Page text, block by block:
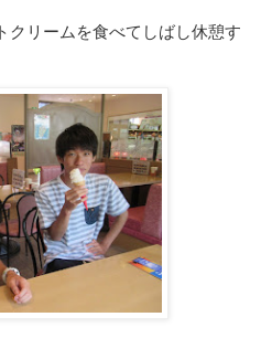
クリームを食べてしばし休憩す